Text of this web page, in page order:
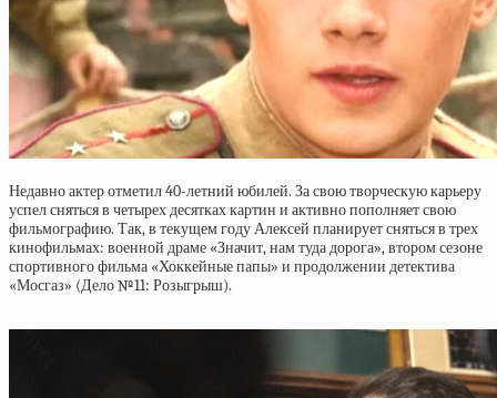
Недавно актер отметил 40-летний юбилей. За свою творческую карьеру
успел сняться в четырех десятках картин и активно пополняет свою
фильмографию. Так, в текущем году Алексей планирует сняться в трех
кинофильмах: военной драме «Значит, нам туда дорога», втором сезоне
спортивного фильма «Хоккейные папы» и продолжении детектива
«Мосгаз» (Дело №11: Розыгрыш).